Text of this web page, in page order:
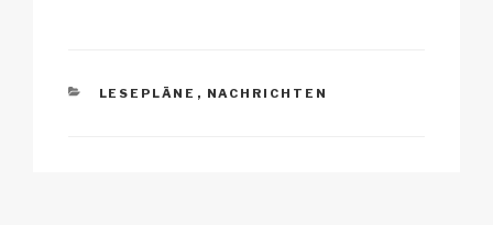
KATEGORIEN
LESEPLÄNE , NACHRICHTEN